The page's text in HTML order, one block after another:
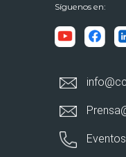
Síguenos en: